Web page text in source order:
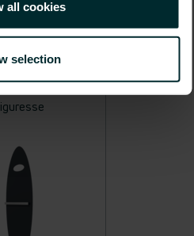
all cookies
selection
termékek